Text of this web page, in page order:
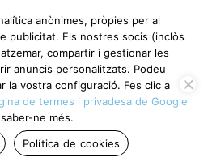
anònimes, pròpies per al
publicitat. Els nostres socis (inclòs
compartir i gestionar les
anuncis personalitzats. Podeu
la vostra configuració. Fes clic a
de termes i privadesa de Google
ne més.
Política de cookies